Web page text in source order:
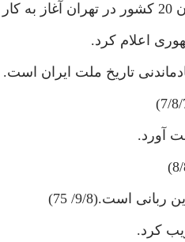
اعلام كرد.
تاريخ ملت ايران است.
آورد.
است.(9/8/ 75)